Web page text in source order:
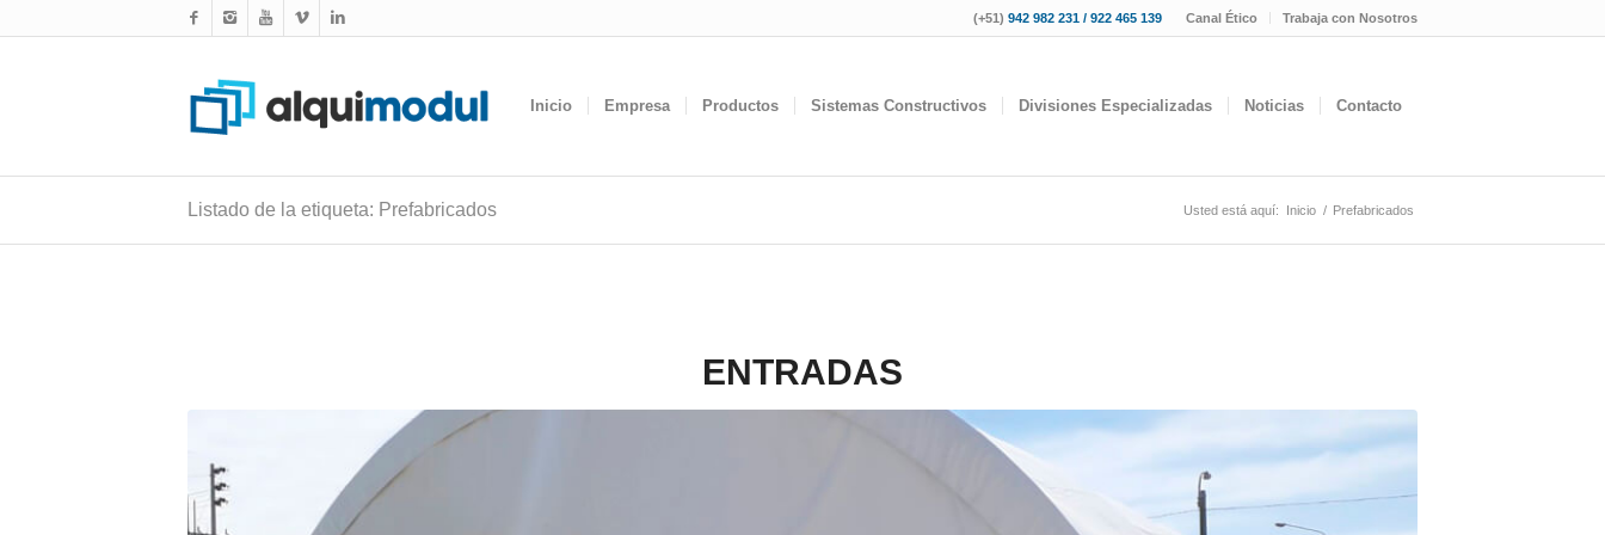
Canal Ético Trabaja con Nosotros
(+51) 942 982 231 / 922 465 139
Inicio Empresa Productos Sistemas Constructivos Divisiones Especializadas Noticias Contacto
Listado de la etiqueta: Prefabricados Usted está aquí: Inicio / Prefabricados
ENTRADAS